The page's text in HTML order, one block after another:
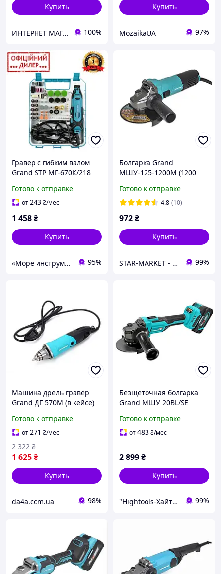
Купить
ИНТЕРНЕТ МАГАЗИН БЕНЗО-ЭЛЕКТРО ИНСТРУМЕНТА 100%
Купить
MozaikaUA 97%
Гравер с гибким валом
Grand STP МГ-670К/218
Кейс) Гравировальная
машина
Готово к отправке
от243₴/мес
1 458₴
Купить
«Море инструментов» 95%
Болгарка Grand
МШУ-125-1200M (1200
Готово к отправке
4.8 (10)
972₴
Купить
STAR-MARKET - аксессуары, товары для дома, сада, отдыха и туризма 99%
Машина дрель гравёр
Grand ДГ 570М (в кейсе)
Готово к отправке
от271 ₴/мес
1 625₴
2 322 ₴
Купить
da4a.com.ua 98%
Безщеточная болгарка
Grand МШУ 20BL/SE
Готово к отправке
от483₴/мес
2 899₴
Купить
"Hightools-Хайтулс" Интернет-магазин инструмента 99%